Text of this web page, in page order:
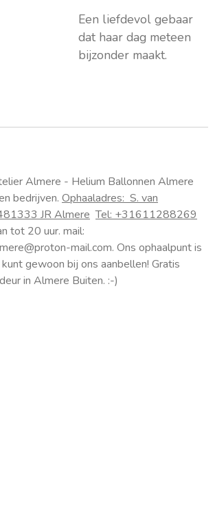
Een liefdevol gebaar
dat haar dag meteen
bijzonder maakt.
Almere - Helium Ballonnen Almere
bedrijven. Ophaaladres: S. van
1333 JR Almere Tel: +31611288269
tot 20 uur. mail:
mail.com. Ons ophaalpunt is
gewoon bij ons aanbellen! Gratis
in Almere Buiten. :-)